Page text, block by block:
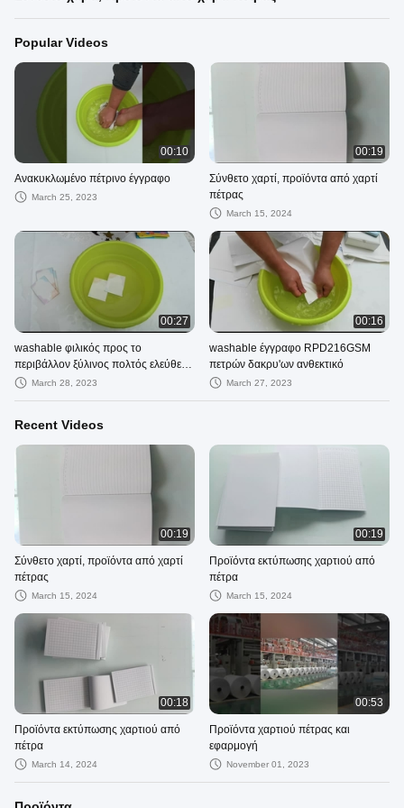
Popular Videos
00:10
Ανακυκλωμένο πέτρινο έγγραφο
March 25, 2023
00:19
Σύνθετο χαρτί, προϊόντα από χαρτί
πέτρας
March 15, 2024
00:27
washable φιλικός προς το
περιβάλλον ξύλινος πολτός ελεύθερο
100% χαρτιού πετρών καμία taxico
March 28, 2023
00:16
washable έγγραφο RPD216GSM
πετρών δακρυ'ων ανθεκτικό
March 27, 2023
Recent Videos
00:19
Σύνθετο χαρτί, προϊόντα από χαρτί
πέτρας
March 15, 2024
00:19
Προϊόντα εκτύπωσης χαρτιού από
πέτρα
March 15, 2024
00:18
Προϊόντα εκτύπωσης χαρτιού από
πέτρα
March 14, 2024
00:53
Προϊόντα χαρτιού πέτρας και
εφαρμογή
November 01, 2023